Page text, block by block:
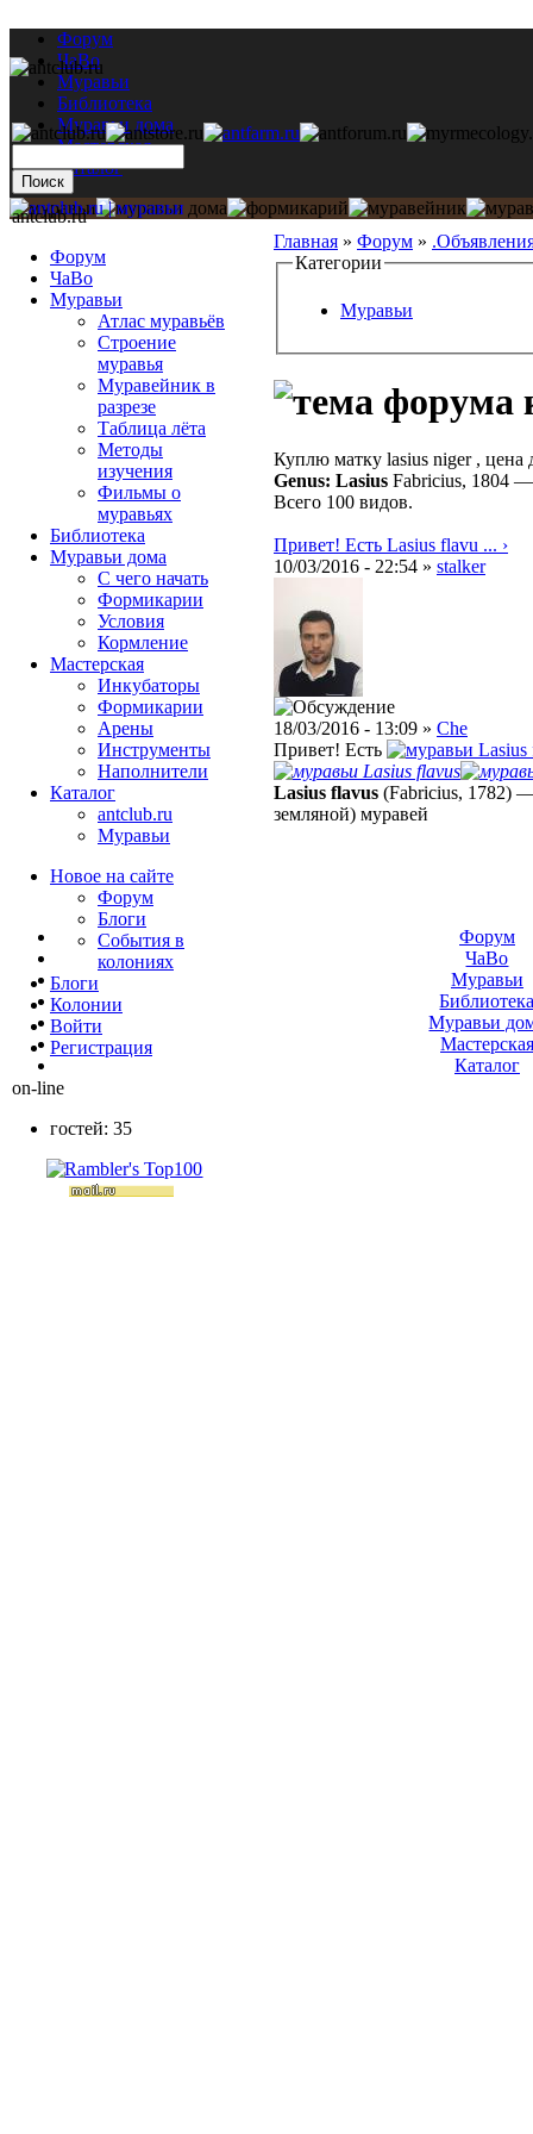
Форум
ЧаВо
Муравьи
Библиотека
Муравьи дома
Мастерская
Каталог
Главная » Форум »
Категории
Муравьи
Куплю матку lasius niger , цена
Genus: Lasius Fabricius, 1804
Всего 100 видов.
Привет! Есть Lasius flavu ... ›
10/03/2016 - 22:54 » stalker
18/03/2016 - 13:09 » Che
Привет! Есть
Lasius
Lasius flavus
Lasius flavus (Fabricius, 1782)
земляной) муравей
antclub.ru
Форум
ЧаВо
Муравьи
Атлас муравьёв
Строение
муравья
Муравейник в
разрезе
Таблица лёта
Методы
изучения
Фильмы о
муравьях
Библиотека
Муравьи дома
С чего начать
Формикарии
Условия
Кормление
Мастерская
Инкубаторы
Формикарии
Арены
Инструменты
Наполнители
Каталог
antclub.ru
Муравьи
Новое на сайте
Форум
Блоги
События в
колониях
Блоги
Колонии
Войти
Peгиcтpaция
on-line
гостей: 35
Форум
ЧаВо
Муравьи
Муравьи
Мастерская
Каталог